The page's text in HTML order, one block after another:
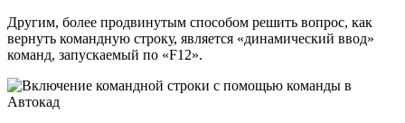
Другим, более продвинутым способом решить вопрос, как
вернуть командную строку, является «динамический ввод»
команд, запускаемый по «F12».